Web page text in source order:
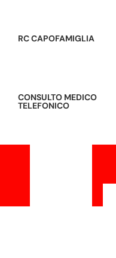
RC CAPOFAMIGLIA
CONSULTO MEDICO
TELEFONICO